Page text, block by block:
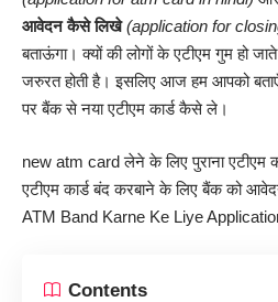
आवेदन कैसे लिखे(application for
बताऊंगा। क्यों की लोगों के एटीएम गुम हो
जरुरत होती है। इसलिए आज हम आपको
पर बैंक से नया एटीएम कार्ड कैसे ले।
new atm card लेने के लिए पुराना एटीएम
एटीएम कार्ड बंद करबाने के लिए बैंक को
ATM Band Karne Ke Liye
Contents